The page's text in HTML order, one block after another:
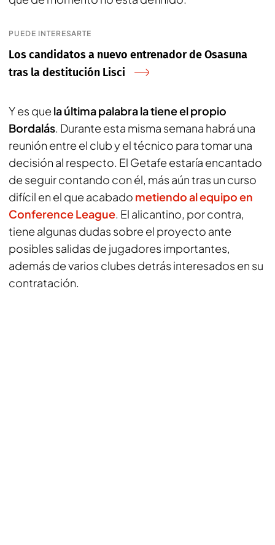
PUEDE INTERESARTE
Los candidatos a nuevo entrenador de Osasuna
tras la destitución Lisci
Y es que la última palabra la tiene el propio
Bordalás. Durante esta misma semana habrá una
reunión entre el club y el técnico para tomar una
decisión al respecto. El Getafe estaría encantado
de seguir contando con él, más aún tras un curso
difícil en el que acabado metiendo al equipo en
Conference League. El alicantino, por contra,
tiene algunas dudas sobre el proyecto ante
posibles salidas de jugadores importantes,
además de varios clubes detrás interesados en su
contratación.